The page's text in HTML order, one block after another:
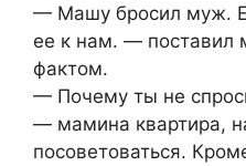
— Машу бросил муж.
ее к нам. — поставил
фактом.
— Почему ты не
— мамина квартира,
посоветоваться.